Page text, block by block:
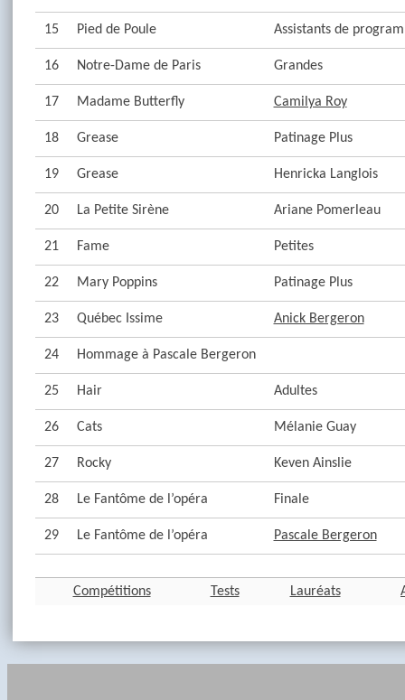
15 Pied de Poule Assistants de
16 Notre-Dame de Paris Grandes
17 Madame Butterfly Camilya Roy
18 Grease Patinage Plus
19 Grease Henricka Langlois
20 La Petite Sirène Ariane Pomerleau
21 Fame Petites
22 Mary Poppins Patinage Plus
23 Québec Issime Anick Bergeron
24 Hommage à Pascale Bergeron
25 Hair Adultes
26 Cats Mélanie Guay
27 Rocky Keven Ainslie
28 Le Fantôme de l’opéra Finale
29 Le Fantôme de l’opéra Pascale Bergeron
Compétitions Tests Lauréats